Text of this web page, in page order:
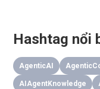
Hashtag nổi
AgenticAI
AIAgentKnowledge